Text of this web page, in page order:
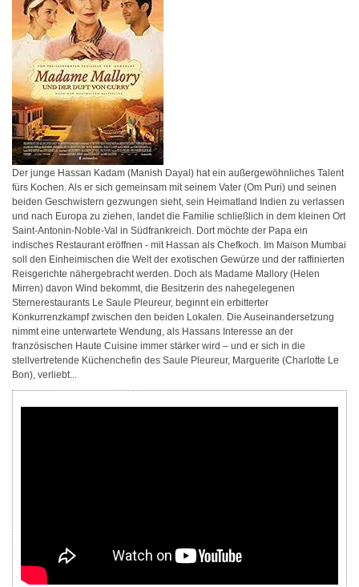
Der junge Hassan Kadam (Manish Dayal) hat ein außergewöhnliches Talent
fürs Kochen. Als er sich gemeinsam mit seinem Vater (Om Puri) und seinen
beiden Geschwistern gezwungen sieht, sein Heimatland Indien zu verlassen
und nach Europa zu ziehen, landet die Familie schließlich in dem kleinen Ort
Saint-Antonin-Noble-Val in Südfrankreich. Dort möchte der Papa ein
indisches Restaurant eröffnen - mit Hassan als Chefkoch. Im Maison Mumbai
soll den Einheimischen die Welt der exotischen Gewürze und der raffinierten
Reisgerichte nähergebracht werden. Doch als Madame Mallory (Helen
Mirren) davon Wind bekommt, die Besitzerin des nahegelegenen
Sternerestaurants Le Saule Pleureur, beginnt ein erbitterter
Konkurrenzkampf zwischen den beiden Lokalen. Die Auseinandersetzung
nimmt eine unterwartete Wendung, als Hassans Interesse an der
französischen Haute Cuisine immer stärker wird – und er sich in die
stellvertretende Küchenchefin des Saule Pleureur, Marguerite (Charlotte Le
Bon), verliebt...